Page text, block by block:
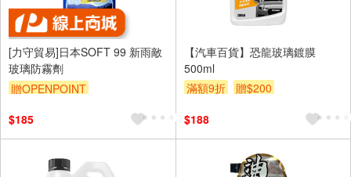
[力守貿易]日本SOFT 99 新雨敵
玻璃防霧劑
贈OPENPOINT
$185
【汽車百貨】恐龍玻璃鍍膜
500ml
滿額9折
贈$200
$188